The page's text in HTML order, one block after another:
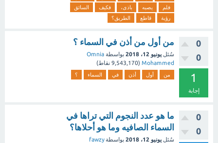
فلم
يصبه باذى، فكيف
السائق
رؤية
قاطع الطريق؟
0
0
1
إجابة
من أول من أذن في السماء ؟
سُئل يونيو 12، 2018 بواسطة Omnia
Mohammed
(
9,543,170 نقاط)
من أول أذن في السماء ؟
0
0
ما هو عدد النجوم التي تراها في
السماء الصافيه وما هو أحلاها؟
سُئل يونيو 12، 2018 بواسطةfawzy